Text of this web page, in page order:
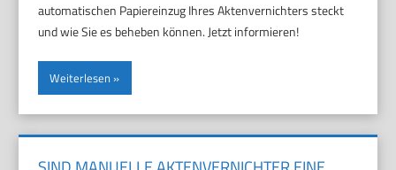
automatischen Papiereinzug Ihres Aktenvernichters steckt
und wie Sie es beheben können. Jetzt informieren!
Weiterlesen